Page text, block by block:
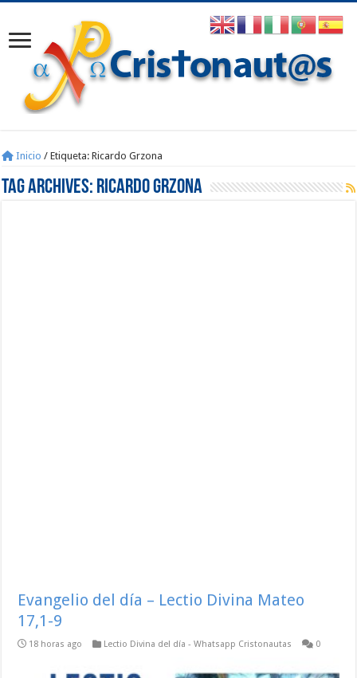
Inicio / Etiqueta:Ricardo Grzona
Tag Archives: Ricardo Grzona
Evangelio del día – Lectio Divina Mateo
17,1-9
18 horas ago Lectio Divina del día - Whatsapp Cristonautas 0